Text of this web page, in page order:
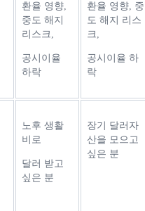
환율 영향,
중도 해지
리스크,
공시이율
하락
환율 영향, 중
도 해지 리스
크,
공시이율 하
락
노후 생활
비로
달러 받고
싶은 분
장기 달러자
산을 모으고
싶은 분